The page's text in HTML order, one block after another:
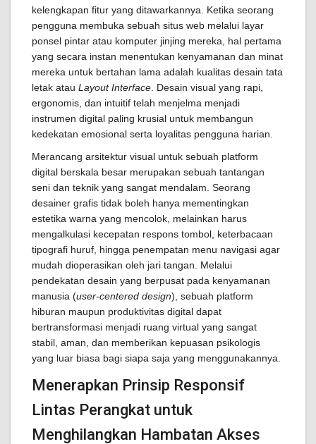
kelengkapan fitur yang ditawarkannya. Ketika seorang
pengguna membuka sebuah situs web melalui layar
ponsel pintar atau komputer jinjing mereka, hal pertama
yang secara instan menentukan kenyamanan dan minat
mereka untuk bertahan lama adalah kualitas desain tata
letak atau Layout Interface . Desain visual yang rapi,
ergonomis, dan intuitif telah menjelma menjadi
instrumen digital paling krusial untuk membangun
kedekatan emosional serta loyalitas pengguna harian.
Merancang arsitektur visual untuk sebuah platform
digital berskala besar merupakan sebuah tantangan
seni dan teknik yang sangat mendalam. Seorang
desainer grafis tidak boleh hanya mementingkan
estetika warna yang mencolok, melainkan harus
mengalkulasi kecepatan respons tombol, keterbacaan
tipografi huruf, hingga penempatan menu navigasi agar
mudah dioperasikan oleh jari tangan. Melalui
pendekatan desain yang berpusat pada kenyamanan
manusia (user-centered design), sebuah platform
hiburan maupun produktivitas digital dapat
bertransformasi menjadi ruang virtual yang sangat
stabil, aman, dan memberikan kepuasan psikologis
yang luar biasa bagi siapa saja yang menggunakannya.
Menerapkan Prinsip Responsif
Lintas Perangkat untuk
Menghilangkan Hambatan Akses